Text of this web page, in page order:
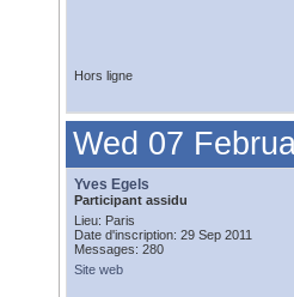
Hors ligne
Wed 07
Yves Egels
Participant assidu
Lieu: Paris
Date d'inscription: 29 Sep 2011
Messages: 280
Site web